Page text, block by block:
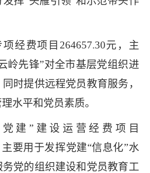
经费项目 264657.30元，主
岭先锋”对全市基层党组织进
时提供远程党员教育服务，
水平和党员素质。
建 ”建设运营经费项目
要用于发挥党建“信息化”水
党的组织建设和党员教育工